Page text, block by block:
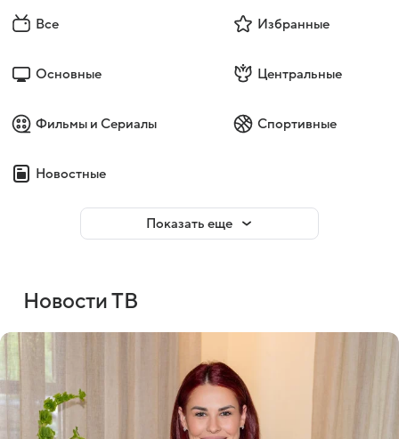
Все Избранные
Основные Центральные
Фильмы и Сериалы Спортивные
Новостные
Показать еще
Новости ТВ